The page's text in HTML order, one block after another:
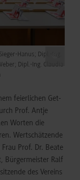
Hanus; Dipl.-Ing.
Dipl.-Ing. Claudia
feierlichen Get-
Prof. Antje
Worten die
Wertschätzende
Prof. Dr. Beate
Bürgermeister Ralf
des Vereins